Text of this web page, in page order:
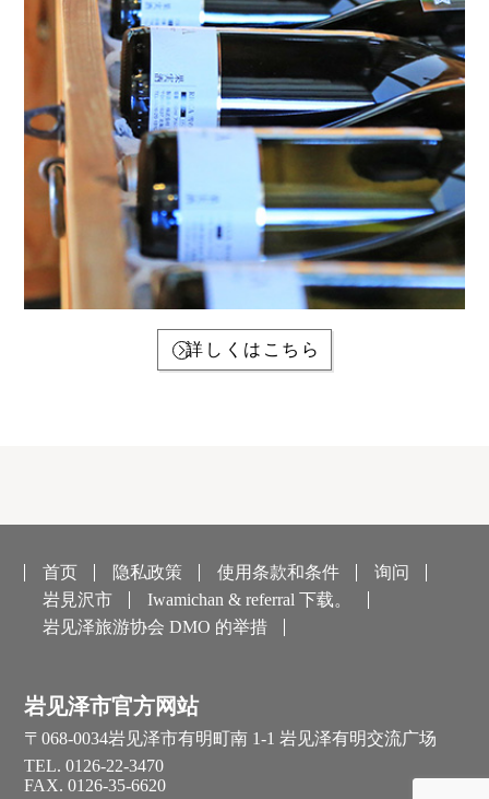
詳しくはこちら
首页 隐私政策 使用条款和条件
询问
岩見沢市
Iwamichan & referral 下载。
岩见泽旅游协会 DMO 的举措
岩见泽市官方网站
〒068-0034岩见泽市有明町南 1-1 岩见泽有明交流广场
TEL. 0126-22-3470
FAX. 0126-35-6620